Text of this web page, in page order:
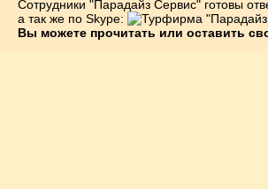
Сотрудники "Парадайз Сервис" готовы
а так же по Skype:
Вы можете прочитать или оставить